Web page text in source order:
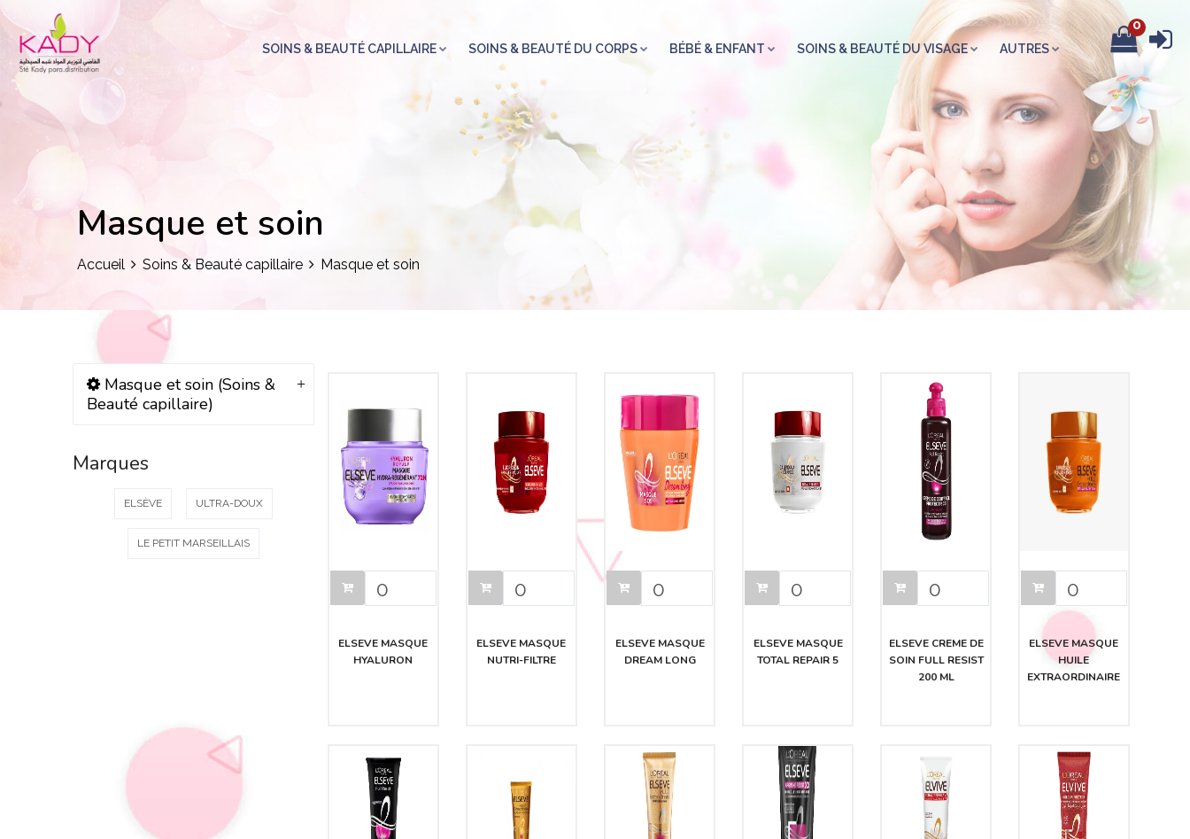
0
SOINS & BEAUTÉ CAPILLAIRE SOINS & BEAUTÉ DU CORPS BÉBÉ & ENFANT SOINS & BEAUTÉ DU VISAGE AUTRES
Masque et soin
Accueil Soins & Beauté capillaire Masque et soin
Masque et soin (Soins &
Beauté capillaire)
Marques
ELSÈVE ULTRA-DOUX
LE PETIT MARSEILLAIS
ELSEVE MASQUE
HYALURON
ELSEVE MASQUE
NUTRI-FILTRE
ELSEVE MASQUE
DREAM LONG
ELSEVE MASQUE
TOTAL REPAIR 5
ELSEVE CREME DE
SOIN FULL RESIST
200 ML
ELSEVE MASQUE
HUILE
EXTRAORDINAIRE